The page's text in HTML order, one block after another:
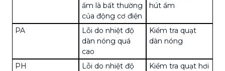
ẩm là bất thường
của động cơ điện
hút ẩm
PA
Lỗi do nhiệt độ
dàn nóng quá
cao
Kiểm tra quạt
dàn nóng
PH
Lỗi do nhiệt độ
Kiểm tra quạt hơi